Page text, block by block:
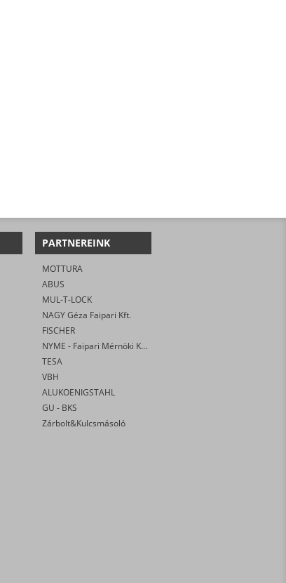
PARTNEREINK
MOTTURA
ABUS
MUL-T-LOCK
NAGY Géza Faipari Kft.
FISCHER
NYME - Faipari Mérnöki Kar
TESA
VBH
ALUKOENIGSTAHL
GU - BKS
Zárbolt&Kulcsmásoló